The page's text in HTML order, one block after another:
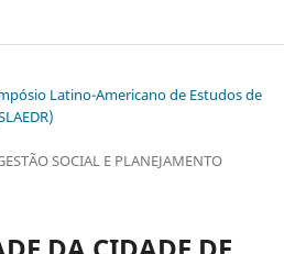
Latino-Americano de Estudos de
SOCIAL E PLANEJAMENTO